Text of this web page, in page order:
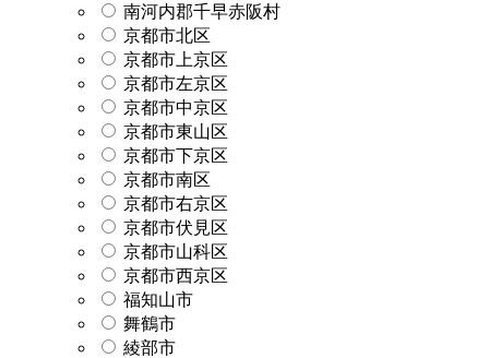
南河内郡千早赤阪村
京都市北区
京都市上京区
京都市左京区
京都市中京区
京都市東山区
京都市下京区
京都市南区
京都市右京区
京都市伏見区
京都市山科区
京都市西京区
福知山市
舞鶴市
綾部市